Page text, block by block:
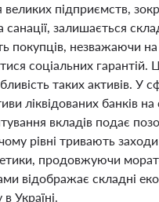
підприємств,
залишається
покупців, незважаючи
соціальних гарантій.
таких активів. У
ліквідованих банків
вкладів подає
рівні тривають
продовжуючи
відображає складні
Україні.